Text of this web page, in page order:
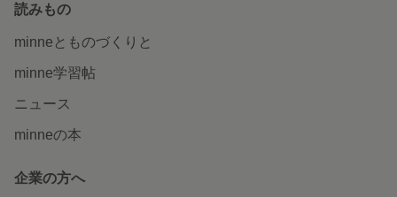
読みもの
minneとものづくりと
minne学習帖
ニュース
minneの本
企業の方へ